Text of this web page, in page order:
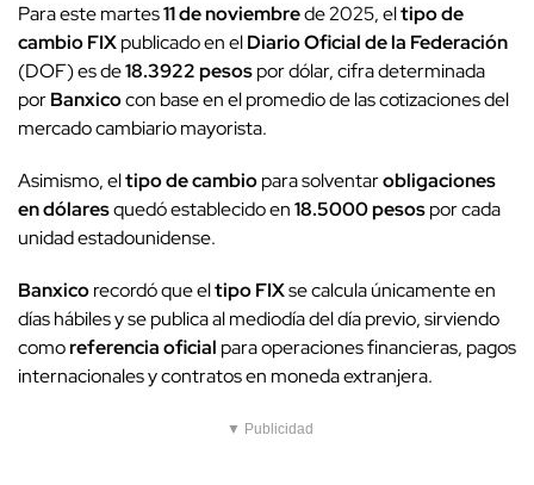
Para este martes11 de noviembrede 2025, eltipo de
cambio FIXpublicado en elDiario Oficial de la Federación
(DOF) es de18.3922 pesospor dólar, cifra determinada
porBanxicocon base en el promedio de las cotizaciones del
mercado cambiario mayorista.
Asimismo, eltipo de cambiopara solventarobligaciones
en dólaresquedó establecido en18.5000 pesospor cada
unidad estadounidense.
Banxicorecordó que eltipo FIXse calcula únicamente en
días hábiles y se publica al mediodía del día previo, sirviendo
comoreferencia oficial para operaciones financieras, pagos
internacionales y contratos en moneda extranjera.
▼ Publicidad